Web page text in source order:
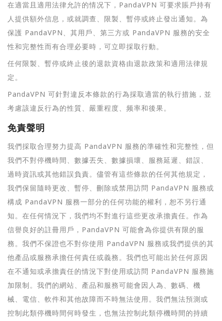
在適當且適用法律允許的情况下，PandaVPN 可要求賬戶持有
人提供額外信息，或就調查、限製、暫停或終止發出通知。為
保護 PandaVPN、其用戶、第三方或 PandaVPN 服務的安全
性和完整性而有合理必要時，可立即採取行動。
任何限製、暫停或終止後的退款資格由退款政策和適用法律規
定。
PandaVPN 可針對違反本條款的行為採取適當的執行措施，並
考慮該違反行為的性質、嚴重程度、频率和後果。
免責聲明
我們採取合理努力提高 PandaVPN 服務的準確性和完整性，但
我們不對停機時間、數據丟失、數據損壞、服務延遲、錯誤、
過時資訊或其他錯誤負責。儘管有這些條款的任何其他規定，
我們保留隨時更改、暫停、刪除或禁用訪問 PandaVPN 服務或
構成 PandaVPN 服務一部分的任何功能的權利，恕不另行通
知。在任何情況下，我們均不對進行這些更改承擔責任。作為
信譽良好的註冊用戶，PandaVPN 可能會為你提供有限的服
務。我們不保證也不對你使用 PandaVPN 服務或我們提供的其
他產品或服務承擔任何責任或義務。我們也可能出於任何原因
在不通知或承擔責任的情況下對使用或訪問 PandaVPN 服務施
加限制。我們的網站、產品和服務可能會因人為、數碼、機
械、電信、軟件和其他故障而不時無法使用。我們無法預測或
控制此類停機時間何時發生，也無法控制此類停機時間的持續